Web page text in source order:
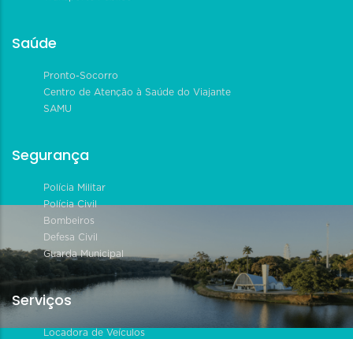
Saúde
Pronto-Socorro
Centro de Atenção à Saúde do Viajante
SAMU
Segurança
Polícia Militar
Polícia Civil
Bombeiros
Defesa Civil
Guarda Municipal
Serviços
Locadora de Veículos